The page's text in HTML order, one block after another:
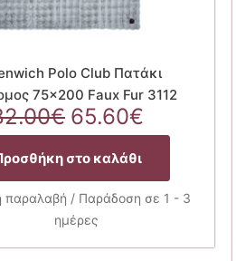
Polo Club Πατάκι
75×200 Faux Fur 3112
€ Original
price
was:
82.00€.
65.60€
τρέχουσα
είναι:
65.60€.
στο καλάθι
παραλαβή / Παράδοση σε 1 - 3
ημέρες